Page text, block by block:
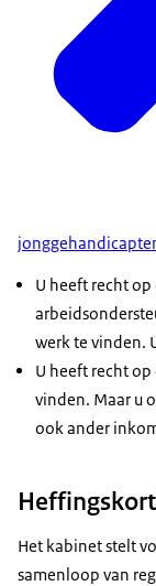
U heeft recht
werk te vinden.
U heeft recht
vinden. Maar u
ook ander
Het kabinet stelt
samenloop van